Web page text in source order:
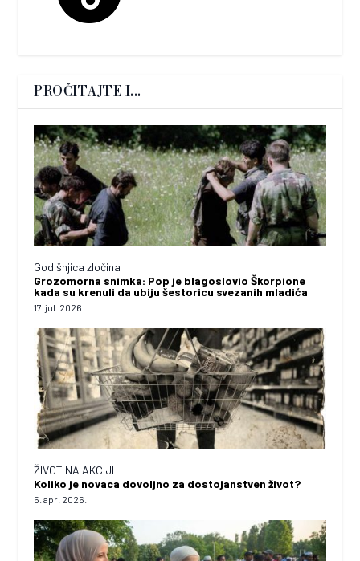
PROČITAJTE I...
Godišnjica zločina
Grozomorna snimka: Pop je blagoslovio Škorpione
kada su krenuli da ubiju šestoricu svezanih mladića
17. jul. 2026.
ŽIVOT NA AKCIJI
Koliko je novaca dovoljno za dostojanstven život?
5. apr. 2026.